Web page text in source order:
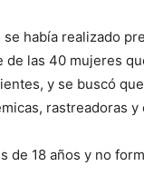
había realizado
las 40 mujeres
y se buscó
rastreadoras
de 18 años y no